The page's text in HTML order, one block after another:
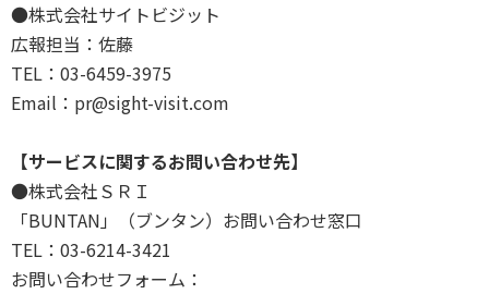
●株式会社サイトビジット
広報担当：佐藤
TEL：03-6459-3975
Email：pr@sight-visit.com
【サービスに関するお問い合わせ先】
●株式会社ＳＲＩ
「BUNTAN」（ブンタン）お問い合わせ窓口
TEL：03-6214-3421
お問い合わせフォーム：